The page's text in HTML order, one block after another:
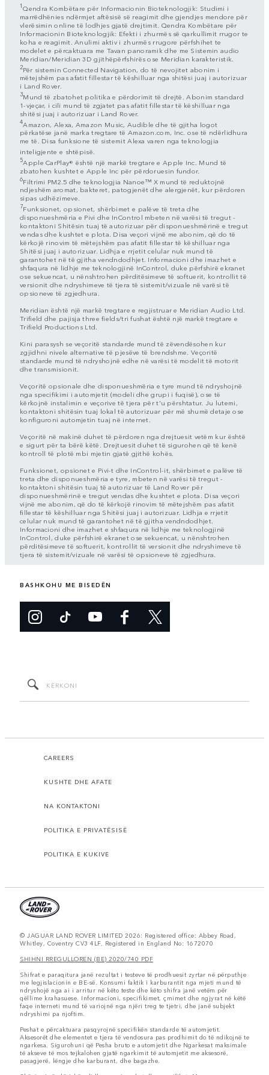
1Qendra Kombëtare për Informacionin Bioteknologjik: Studimi i
marrëdhënies ndërmjet aftësisë së reagimit dhe gjendjes mendore për
vlerësimin online të lodhjes gjatë drejtimit. Qendra Kombëtare për
Informacionin Bioteknologjik: Efekti i zhurmës së qarkullimit rrugor te
koha e reagimit. Anulimi aktiv i zhurmës rrugore përfshihet te
modelet e përcaktuara me Tavan panoramik dhe me Sistemin audio
Meridian/Meridian 3D gjithëpërfshirës ose Meridian karakteristik.
2Për sistemin Connected Navigation, do të nevojitet abonim i
mëtejshëm pas afatit fillestar të këshilluar nga shitësi juaj i autorizuar
i Land Rover.
3Mund të zbatohet politika e përdorimit të drejtë. Abonim standard
1-vjeçar, i cili mund të zgjatet pas afatit fillestar të këshilluar nga
shitësi juaj i autorizuar i Land Rover.
4Amazon, Alexa, Amazon Music, Audible dhe të gjitha logot
përkatëse janë marka tregtare të Amazon.com, Inc. ose të ndërlidhura
me të. Disa funksione të sistemit Alexa varen nga teknologjia
inteligjente e shtëpisë.
5Apple CarPlay® është një markë tregtare e Apple Inc. Mund të
zbatohen kushtet e Apple Inc për përdoruesin fundor.
6Filtrimi PM2.5 dhe teknologjia Nanoe™ X mund të reduktojnë
ndjeshëm aromat, bakteret, patogjenët dhe alergjenët, kur përdoren
sipas udhëzimeve.
7Funksionet, opsionet, shërbimet e palëve të treta dhe
disponueshmëria e Pivi dhe InControl mbeten në varësi të tregut -
kontaktoni Shitësin tuaj të autorizuar për disponueshmërinë e tregut
vendas dhe kushtet e plota. Disa veçori vijnë me abonim, që do të
kërkojë rinovim të mëtejshëm pas afatit fillestar të këshilluar nga
Shitësi juaj i autorizuar. Lidhja e rrjetit celular nuk mund të
garantohet në të gjitha vendndodhjet. Informacioni dhe imazhet e
shfaqura në lidhje me teknologjinë InControl, duke përfshirë ekranet
ose sekuencat, u nënshtrohen përditësimeve të softuerit, kontrollit të
versionit dhe ndryshimeve të tjera të sistemit/vizuale në varësi të
opsioneve të zgjedhura.
Meridian është një markë tregtare e regjistruar e Meridian Audio Ltd.
Trifield dhe pajisja three fields/tri fushat është një markë tregtare e
Trifield Productions Ltd.
Kini parasysh se veçoritë standarde mund të zëvendësohen kur
zgjidhni nivele alternative të pjesëve të brendshme. Veçoritë
standarde mund të ndryshojnë edhe në varësi të modelit të motorit
dhe transmisionit.
Veçoritë opsionale dhe disponueshmëria e tyre mund të ndryshojnë
nga specifikimi i automjetit (modeli dhe grupi i fuqisë), ose të
kërkojnë instalimin e veçorive të tjera për t'u përshtatur. Ju lutemi,
kontaktoni shitësin tuaj lokal të autorizuar për më shumë detaje ose
konfiguroni automjetin tuaj në internet.
Veçoritë në makinë duhet të përdoren nga drejtuesit vetëm kur është
e sigurt për ta bërë këtë. Drejtuesit duhet të sigurohen që të kenë
kontroll të plotë mbi mjetin gjatë gjithë kohës.
Funksionet, opsionet e Pivi-t dhe InControl-it, shërbimet e palëve të
treta dhe disponueshmëria e tyre, mbeten në varësi të tregut -
kontaktoni shitësin tuaj të autorizuar të Land Rover për
disponueshmërinë e tregut vendas dhe kushtet e plota. Disa veçori
vijnë me abonim, që do të kërkojë rinovim të mëtejshëm pas afatit
fillestar të këshilluar nga Shitësi juaj i autorizuar. Lidhja e rrjetit
celular nuk mund të garantohet në të gjitha vendndodhjet.
Informacioni dhe imazhet e shfaqura në lidhje me teknologjinë
InControl, duke përfshirë ekranet ose sekuencat, u nënshtrohen
përditësimeve të softuerit, kontrollit të versionit dhe ndryshimeve të
tjera të sistemit/vizuale në varësi të opsioneve të zgjedhura.
BASHKOHU ME BISEDËN
CAREERS
KUSHTE DHE AFATE
NA KONTAKTONI
POLITIKA E PRIVATËSISË
POLITIKA E KUKIVE
© JAGUAR LAND ROVER LIMITED 2026: Registered office: Abbey Road,
Whitley, Coventry CV3 4LF. Registered in England No: 1672070
SHIHNI RREGULLOREN (BE) 2020/740 PDF
Shifrat e paraqitura janë rezultat i testeve të prodhuesit zyrtar në përputhje
me legjislacionin e BE-së. Konsumi faktik i karburantit nga mjeti mund të
ndryshojë nga ai i arritur në këto teste dhe këto shifra janë vetëm për
qëllime krahasuese. Informacioni, specifikimet, çmimet dhe ngjyrat në këtë
faqe interneti mund të variojnë nga njëri treg te tjetri, dhe janë subjekt
ndryshimi pa njoftim.
Peshat e përcaktuara pasqyrojnë specifikën standarde të automjetit.
Aksesorët dhe elementet e tjera të vendosura pas prodhimit do të ndikojnë te
ngarkesa. Sigurohuni që Pesha bruto e automjetit dhe Ngarkesat maksimale
të akseve të mos tejkalohen gjatë ngarkimit të automjetit me aksesorë,
pasagjerë, lëngje dhe karburant, dhe bagazhe.